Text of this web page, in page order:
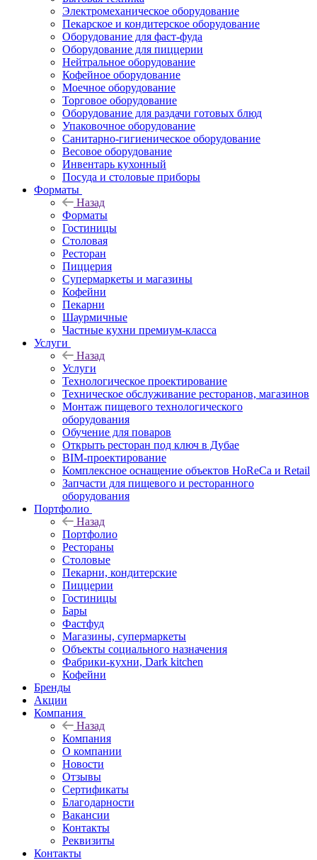
Электромеханическое оборудование
Пекарское и кондитерское оборудование
Оборудование для фаст-фуда
Оборудование для пиццерии
Нейтральное оборудование
Кофейное оборудование
Моечное оборудование
Торговое оборудование
Оборудование для раздачи готовых блюд
Упаковочное оборудование
Санитарно-гигиеническое оборудование
Весовое оборудование
Инвентарь кухонный
Посуда и столовые приборы
Форматы
Назад
Форматы
Гостиницы
Столовая
Ресторан
Пиццерия
Супермаркеты и магазины
Кофейни
Пекарни
Шаурмичные
Частные кухни премиум-класса
Услуги
Назад
Услуги
Технологическое проектирование
Техническое обслуживание ресторанов, магазинов
Монтаж пищевого технологического
оборудования
Обучение для поваров
Открыть ресторан под ключ в Дубае
BIM-проектирование
Комплексное оснащение объектов HoReCa и Retail
Запчасти для пищевого и ресторанного
оборудования
Портфолио
Назад
Портфолио
Рестораны
Столовые
Пекарни, кондитерские
Пиццерии
Гостиницы
Бары
Фастфуд
Магазины, супермаркеты
Объекты социального назначения
Фабрики-кухни, Dark kitchen
Кофейни
Бренды
Акции
Компания
Назад
Компания
О компании
Новости
Отзывы
Сертификаты
Благодарности
Вакансии
Контакты
Реквизиты
Контакты